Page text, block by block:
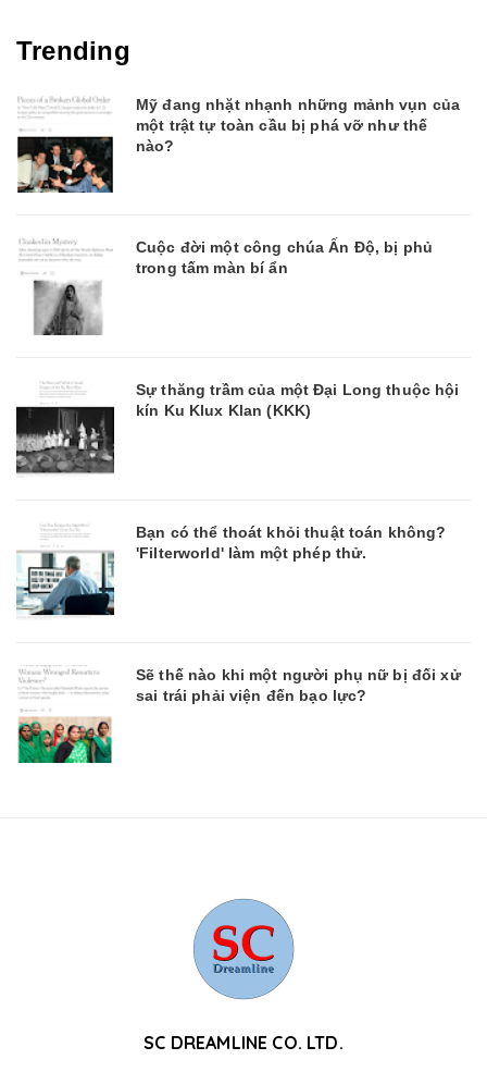
Trending
Mỹ đang nhặt nhạnh những mảnh vụn của
một trật tự toàn cầu bị phá vỡ như thế
nào?
Cuộc đời một công chúa Ấn Độ, bị phủ
trong tấm màn bí ẩn
Sự thăng trầm của một Đại Long thuộc hội
kín Ku Klux Klan (KKK)
Bạn có thể thoát khỏi thuật toán không?
'Filterworld' làm một phép thử.
Sẽ thế nào khi một người phụ nữ bị đối xử
sai trái phải viện đến bạo lực?
SC DREAMLINE CO. LTD.